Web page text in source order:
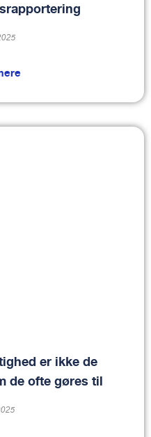
er ikke de
de ofte gøres til